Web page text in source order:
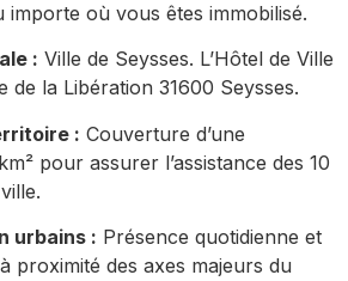
importe où vous êtes immobilisé.
: Ville de Seysses. L’Hôtel de Ville
de la Libération 31600 Seysses.
: Couverture d’une
pour assurer l’assistance des 10
urbains : Présence quotidienne et
proximité des axes majeurs du